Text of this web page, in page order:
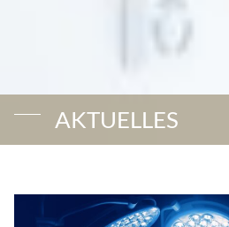
AKTUELLES